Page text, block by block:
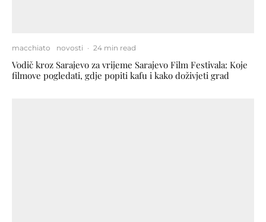
macchiato novosti · 24 min read
Vodič kroz Sarajevo za vrijeme Sarajevo Film Festivala: Koje
filmove pogledati, gdje popiti kafu i kako doživjeti grad